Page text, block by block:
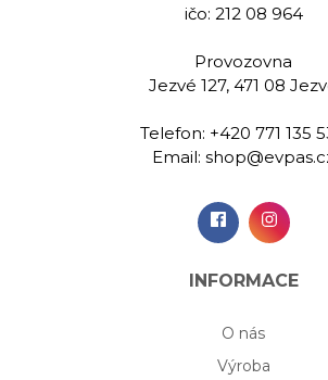
3 899,00 Kč
košíku
ičo: 212 08 964
Provozovna
Jezvé 127, 471 08
Telefon: +420 771 135
Email:
INFORMACE
O nás
Výroba